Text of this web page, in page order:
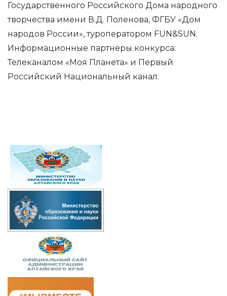
Государственного Российского Дома народного
творчества имени В.Д. Поленова, ФГБУ «Дом
народов России», туроператором FUN&SUN.
Информационные партнёры конкурса:
Телеканалом «Моя Планета» и Первый
Российский Национальный канал.